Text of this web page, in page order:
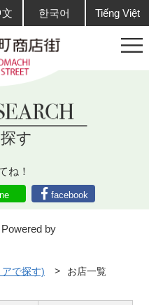
한국어 Tiếng Việt
す
ね！
facebook
Powered by
で探す) お店一覧